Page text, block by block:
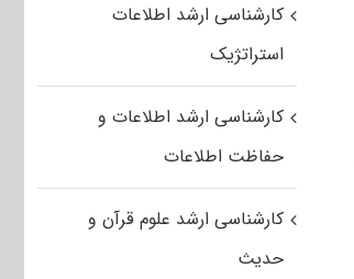
کارشناسی ارشد اطلاعات
استراتژیک
کارشناسی ارشد اطلاعات و
حفاظت اطلاعات
کارشناسی ارشد علوم قرآن و
حدیث